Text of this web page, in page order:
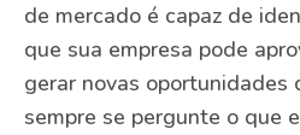
de mercado é capaz de
que sua empresa pode
gerar novas oportunidades
sempre se pergunte o que